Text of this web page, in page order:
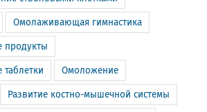
Омолаживающая гимнастика
Омоложение
Развитие костно-мышечной системы